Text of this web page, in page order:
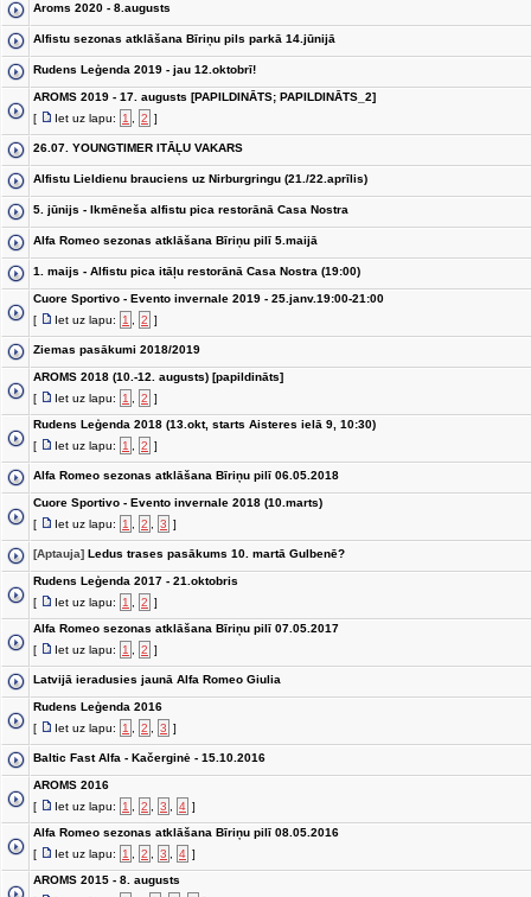
Aroms 2020 - 8.augusts
Alfistu sezonas atklāšana Bīriņu pils parkā 14.jūnijā
Rudens Leģenda 2019 - jau 12.oktobrī!
AROMS 2019 - 17. augusts [PAPILDINĀTS; PAPILDINĀTS_2]
[
Iet uz lapu: 1 2 ]
26.07. YOUNGTIMER ITĀĻU VAKARS
Alfistu Lieldienu brauciens uz Nirburgringu (21./22.aprīlis)
5. jūnijs - Ikmēneša alfistu pica restorānā Casa Nostra
Alfa Romeo sezonas atklāšana Bīriņu pilī 5.maijā
1. maijs - Alfistu pica itāļu restorānā Casa Nostra (19:00)
Cuore Sportivo - Evento invernale 2019 - 25.janv.19:00-21:00
[
Iet uz lapu: 1 2 ]
Ziemas pasākumi 2018/2019
AROMS 2018 (10.-12. augusts) [papildināts]
[
Iet uz lapu: 1 2 ]
Rudens Leģenda 2018 (13.okt, starts Aisteres ielā 9, 10:30)
[
Iet uz lapu: 1 2 ]
Alfa Romeo sezonas atklāšana Bīriņu pilī 06.05.2018
Cuore Sportivo - Evento invernale 2018 (10.marts)
[
Iet uz lapu: 1 2 3 ]
[Aptauja] Ledus trases pasākums 10. martā Gulbenē?
Rudens Leģenda 2017 - 21.oktobris
[
Iet uz lapu: 1 2 ]
Alfa Romeo sezonas atklāšana Bīriņu pilī 07.05.2017
[
Iet uz lapu: 1 2 ]
Latvijā ieradusies jaunā Alfa Romeo Giulia
Rudens Leģenda 2016
[
Iet uz lapu: 1 2 3 ]
Baltic Fast Alfa - Kačerginė - 15.10.2016
AROMS 2016
[
Iet uz lapu: 1 2 3 4 ]
Alfa Romeo sezonas atklāšana Bīriņu pilī 08.05.2016
[
Iet uz lapu: 1 2 3 4 ]
AROMS 2015 - 8. augusts